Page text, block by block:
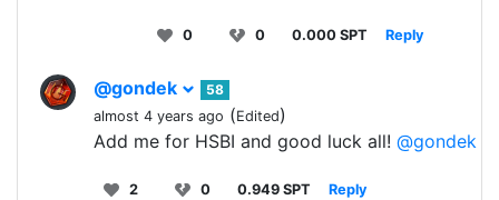
0 0 0.000 SPT Reply
@gondek
58
almost 4 years ago (Edited)
Add me for HSBI and good luck all! @gondek
2 0 0.949 SPT Reply